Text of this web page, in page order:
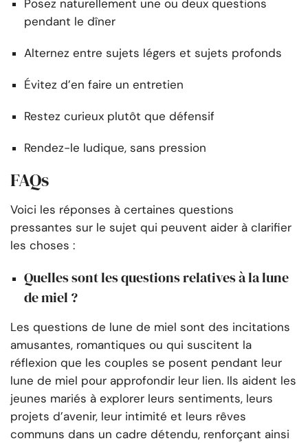
Posez naturellement une ou deux questions
pendant le dîner
Alternez entre sujets légers et sujets profonds
Évitez d’en faire un entretien
Restez curieux plutôt que défensif
Rendez-le ludique, sans pression
FAQs
Voici les réponses à certaines questions
pressantes sur le sujet qui peuvent aider à clarifier
les choses :
Quelles sont les questions relatives à la lune
de miel ?
Les questions de lune de miel sont des incitations
amusantes, romantiques ou qui suscitent la
réflexion que les couples se posent pendant leur
lune de miel pour approfondir leur lien. Ils aident les
jeunes mariés à explorer leurs sentiments, leurs
projets d’avenir, leur intimité et leurs rêves
communs dans un cadre détendu, renforçant ainsi